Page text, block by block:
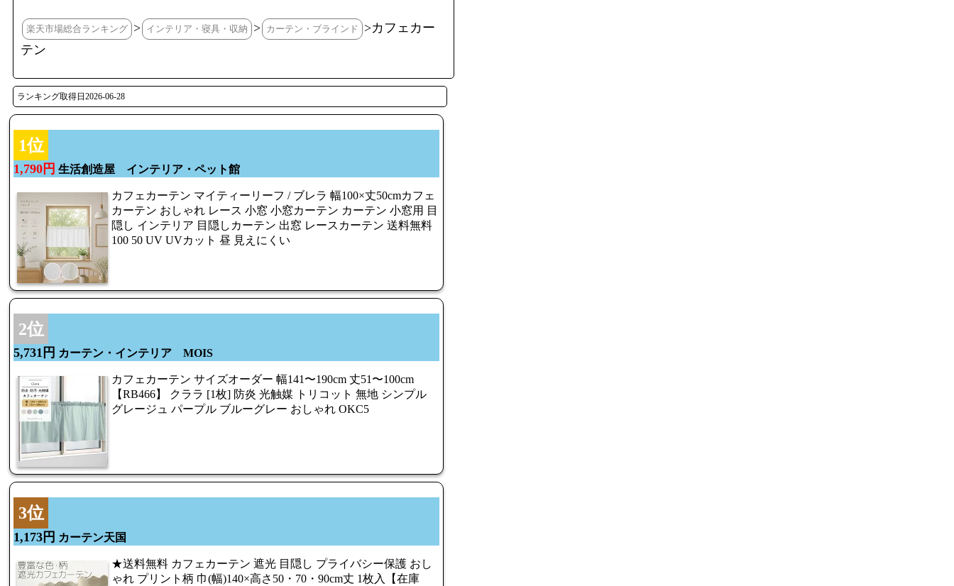
楽天市場総合ランキング > インテリア・寝具・収納 > カーテン・ブラインド
>カフェカー
テン
ランキング取得日2026-06-28
1位
1,790円 生活創造屋 インテリア・ペット館
カフェカーテン マイティーリーフ / ブレラ 幅100×丈50cmカフェ
カーテン おしゃれ レース 小窓 小窓カーテン カーテン 小窓用 目
隠し インテリア 目隠しカーテン 出窓 レースカーテン 送料無料
100 50 UV UVカット 昼 見えにくい
2位
5,731円 カーテン・インテリア MOIS
カフェカーテン サイズオーダー 幅141〜190cm 丈51〜100cm
【RB466】 クララ [1枚] 防炎 光触媒 トリコット 無地 シンプル
グレージュ パープル ブルーグレー おしゃれ OKC5
3位
1,173円 カーテン天国
★送料無料 カフェカーテン 遮光 目隠し プライバシー保護 おし
ゃれ プリント柄 巾(幅)140×高さ50・70・90cm丈 1枚入【在庫